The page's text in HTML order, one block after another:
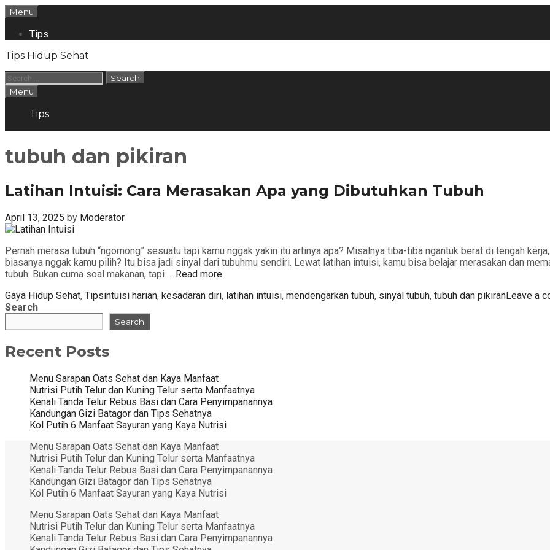
Skip
to
content
Menu
Tips
Tips Hidup Sehat
Search
for:
Search
Menu
Tips
tubuh dan pikiran
Latihan Intuisi: Cara Merasakan Apa yang Dibutuhkan Tubuh
April 13, 2025 by Moderator
Pernah merasa tubuh “ngomong” sesuatu tapi kamu nggak yakin itu artinya apa? Misalnya tiba-tiba ngantuk berat di tengah
biasanya nggak kamu pilih? Itu bisa jadi sinyal dari tubuhmu sendiri. Lewat latihan intuisi, kamu bisa belajar merasakan dan
tubuh. Bukan cuma soal makanan, tapi … Read more
Categories
Gaya Hidup Sehat, TipsTags
intuisi harian, kesadaran diri, latihan intuisi, mendengarkan tubuh, sinyal tubuh, tubuh dan pikiranLeave a
Search
Search
Recent Posts
Menu Sarapan Oats Sehat dan Kaya Manfaat
Nutrisi Putih Telur dan Kuning Telur serta Manfaatnya
Kenali Tanda Telur Rebus Basi dan Cara Penyimpanannya
Kandungan Gizi Batagor dan Tips Sehatnya
Kol Putih 6 Manfaat Sayuran yang Kaya Nutrisi
Menu Sarapan Oats Sehat dan Kaya Manfaat
Nutrisi Putih Telur dan Kuning Telur serta Manfaatnya
Kenali Tanda Telur Rebus Basi dan Cara Penyimpanannya
Kandungan Gizi Batagor dan Tips Sehatnya
Kol Putih 6 Manfaat Sayuran yang Kaya Nutrisi
Menu Sarapan Oats Sehat dan Kaya Manfaat
Nutrisi Putih Telur dan Kuning Telur serta Manfaatnya
Kenali Tanda Telur Rebus Basi dan Cara Penyimpanannya